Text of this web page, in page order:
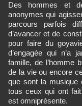
Des hommes et
anonymes qui
parcours parfois
d’avancer et de
pour faire du
d’engagée qui n’a
famille, de l’homme
de la vie ou encore
que sont la
tous ceux qui ont fait
est omniprésente.